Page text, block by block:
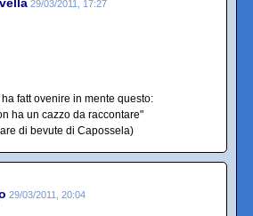
29/03/2011, 17:27
fatt ovenire in mente questo:
ha un cazzo da raccontare"
di bevute di Capossela)
29/03/2011, 20:04